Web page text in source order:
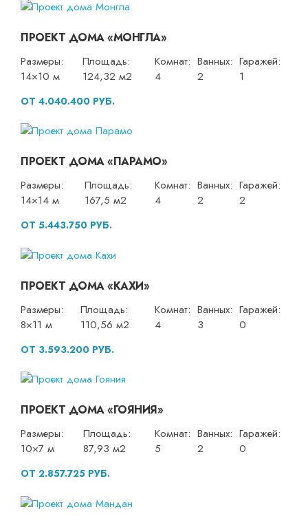
ПРОЕКТ ДОМА «МОНГЛА»
Размеры:
14×10 м
Площадь:
124,32 м2
Комнат:
4
Ванных:
2
Гаражей:
1
ОТ 4.040.400 РУБ.
ПРОЕКТ ДОМА «ПАРАМО»
Размеры:
14×14 м
Площадь:
167,5 м2
Комнат:
4
Ванных:
2
Гаражей:
2
ОТ 5.443.750 РУБ.
ПРОЕКТ ДОМА «КАХИ»
Размеры:
8×11 м
Площадь:
110,56 м2
Комнат:
4
Ванных:
3
Гаражей:
0
ОТ 3.593.200 РУБ.
ПРОЕКТ ДОМА «ГОЯНИЯ»
Размеры:
10×7 м
Площадь:
87,93 м2
Комнат:
5
Ванных:
2
Гаражей:
0
ОТ 2.857.725 РУБ.